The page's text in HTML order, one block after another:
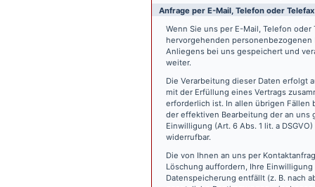
Anfrage per E-Mail, Telefon oder Telefax
Wenn Sie uns per E-Mail, Telefon
hervorgehenden personenbezogenen
Anliegens bei uns gespeichert und
weiter.
Die Verarbeitung dieser Daten erfolgt
mit der Erfüllung eines Vertrags
erforderlich ist. In allen übrigen Fällen
der effektiven Bearbeitung der an uns
Einwilligung (Art. 6 Abs. 1 lit. a
widerrufbar.
Die von Ihnen an uns per
Löschung auffordern, Ihre
Datenspeicherung entfällt (z. B. nach